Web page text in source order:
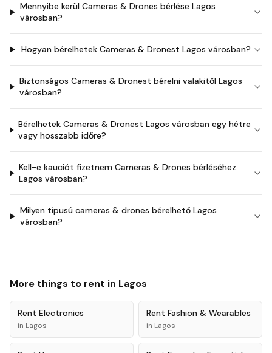
Mennyibe kerül Cameras & Drones bérlése Lagos
városban?
Hogyan bérelhetek Cameras & Dronest Lagos városban?
Biztonságos Cameras & Dronest bérelni valakitől Lagos
városban?
Bérelhetek Cameras & Dronest Lagos városban egy hétre
vagy hosszabb időre?
Kell-e kauciót fizetnem Cameras & Drones bérléséhez
Lagos városban?
Milyen típusú cameras & drones bérelhető Lagos
városban?
More things to rent in Lagos
Rent Electronics
in Lagos
Rent Fashion & Wearables
in Lagos